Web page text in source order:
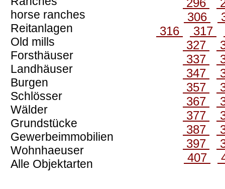
horse ranches
Reitanlagen
Old mills
Forsthäuser
Landhäuser
Burgen
Schlösser
Wälder
Grundstücke
Gewerbeimmobilien
Wohnhaeuser
Alle Objektarten
296
306
316
317
327
337
347
357
367
377
387
397
407